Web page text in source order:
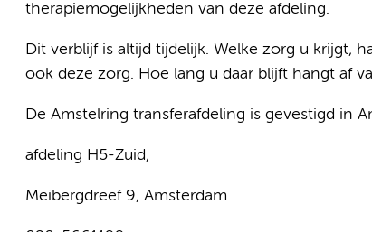
therapiemogelijkheden van deze afdeling.
Dit verblijf is altijd tijdelijk. Welke zorg u krijgt,
ook deze zorg. Hoe lang u daar blijft hangt af
De Amstelring transferafdeling is gevestigd in
afdeling H5-Zuid,
Meibergdreef 9, Amsterdam